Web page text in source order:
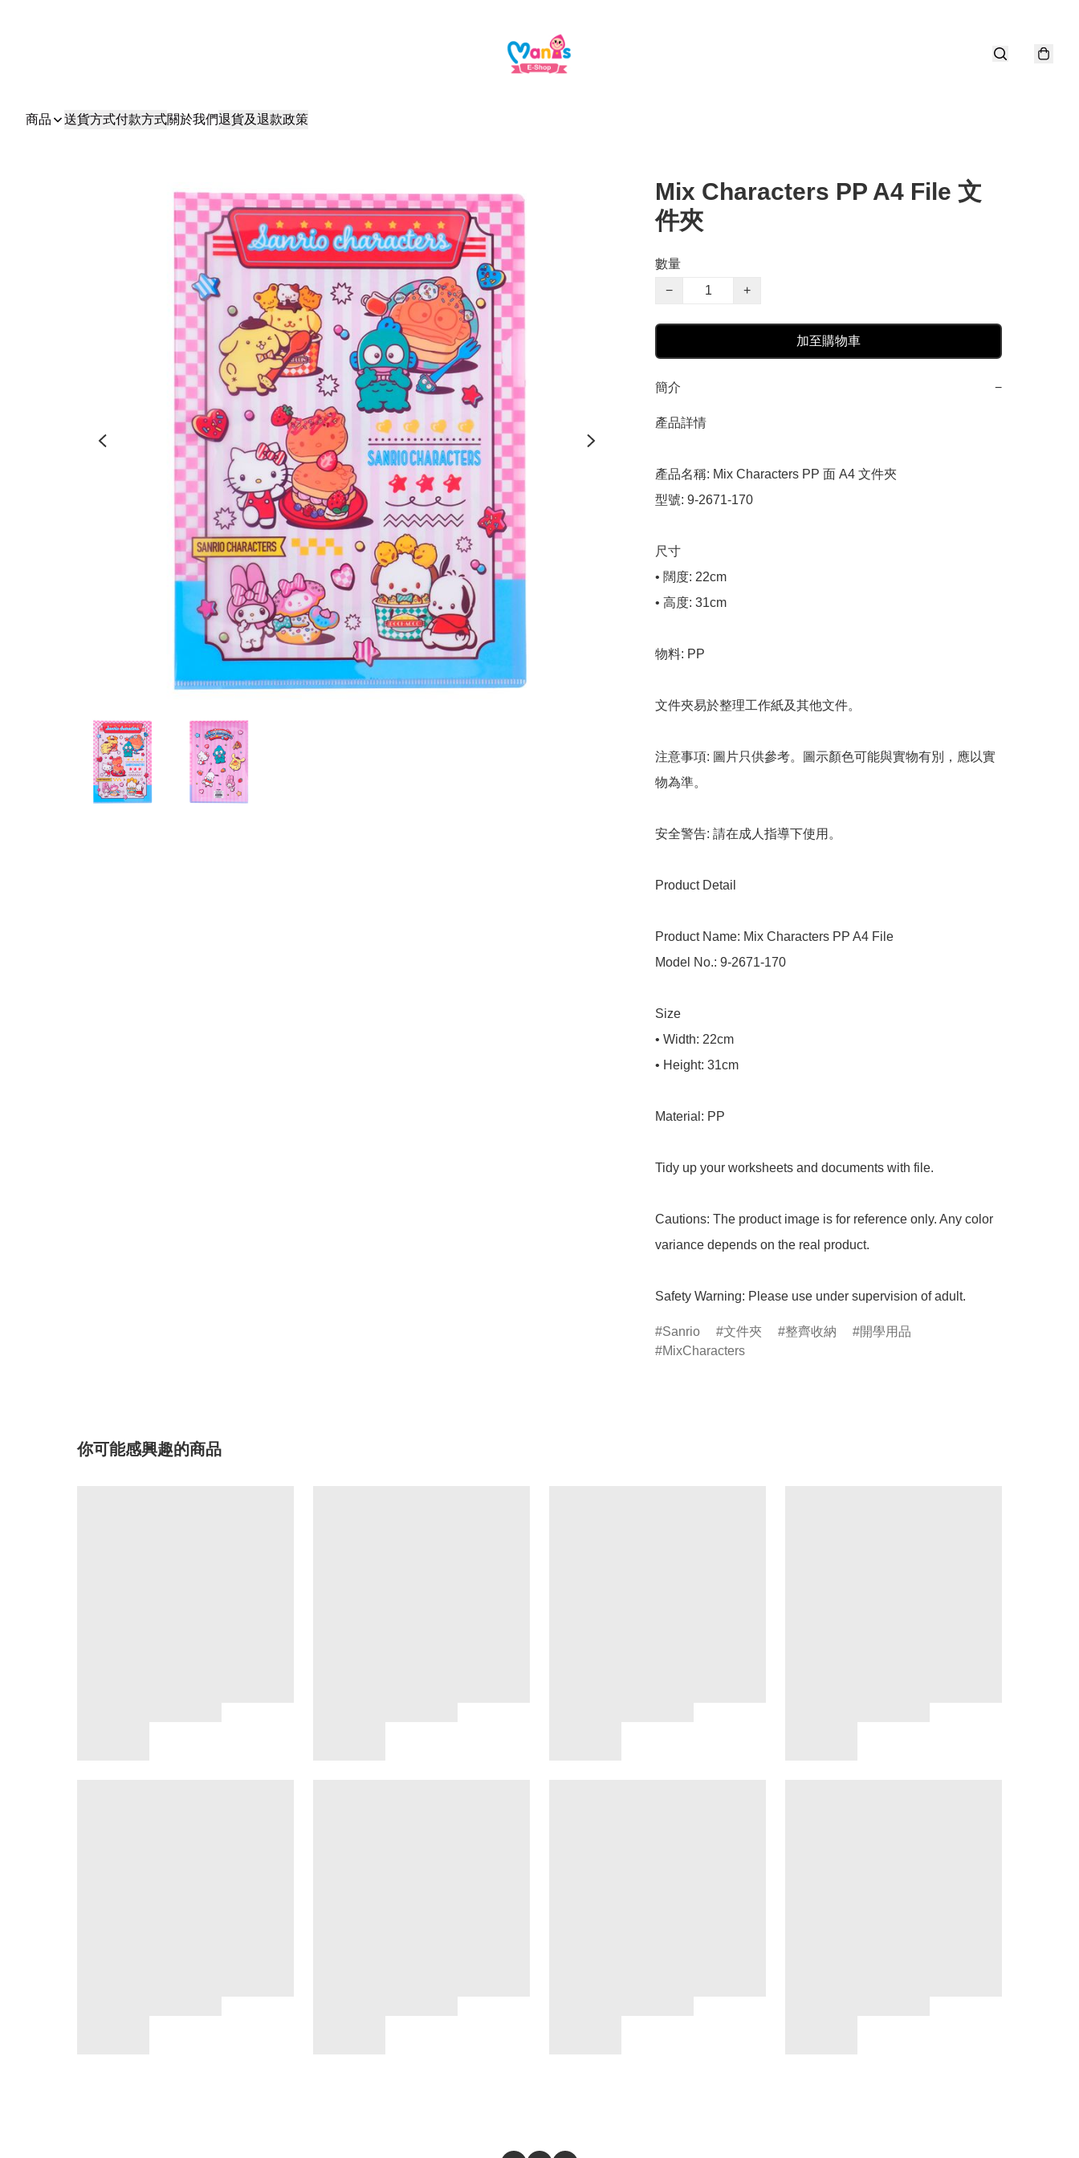
商品 送貨方式付款方式關於我們退貨及退款政策
Mix Characters PP A4 File 文
件夾
數量
−
+
加至購物車
簡介 −
產品詳情
產品名稱: Mix Characters PP 面 A4 文件夾
型號: 9-2671-170
尺寸
• 闊度: 22cm
• 高度: 31cm
物料: PP
文件夾易於整理工作紙及其他文件。
注意事項: 圖片只供參考。圖示顏色可能與實物有別，應以實
物為準。
安全警告: 請在成人指導下使用。
Product Detail
Product Name: Mix Characters PP A4 File
Model No.: 9-2671-170
Size
• Width: 22cm
• Height: 31cm
Material: PP
Tidy up your worksheets and documents with file.
Cautions: The product image is for reference only. Any color
variance depends on the real product.
Safety Warning: Please use under supervision of adult.
Sanrio 文件夾 整齊收納
開學用品
MixCharacters
你可能感興趣的商品